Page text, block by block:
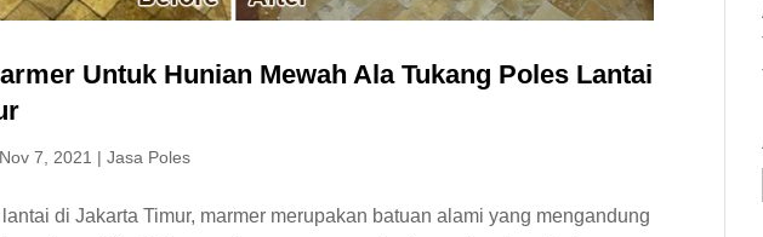
Untuk Hunian Mewah Ala Tukang Poles Lantai
Nov 7, 2021 |Jasa Poles
di Jakarta Timur, marmer merupakan batuan alami yang mengandung